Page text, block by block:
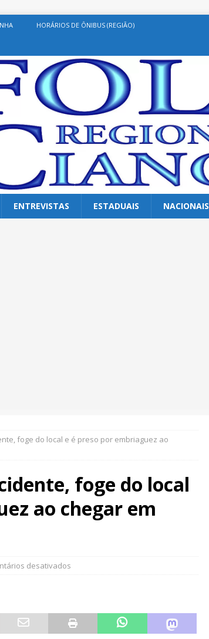
HORÁRIOS DE ÔNIBUS (REGIÃO)
ENTREVISTAS ESTADUAIS NACIONAIS
foge do local e é preso por embriaguez ao
foge do local
ao chegar em
desativados